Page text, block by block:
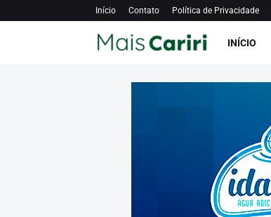
Início Contato Política de Privacidade
INÍCIO